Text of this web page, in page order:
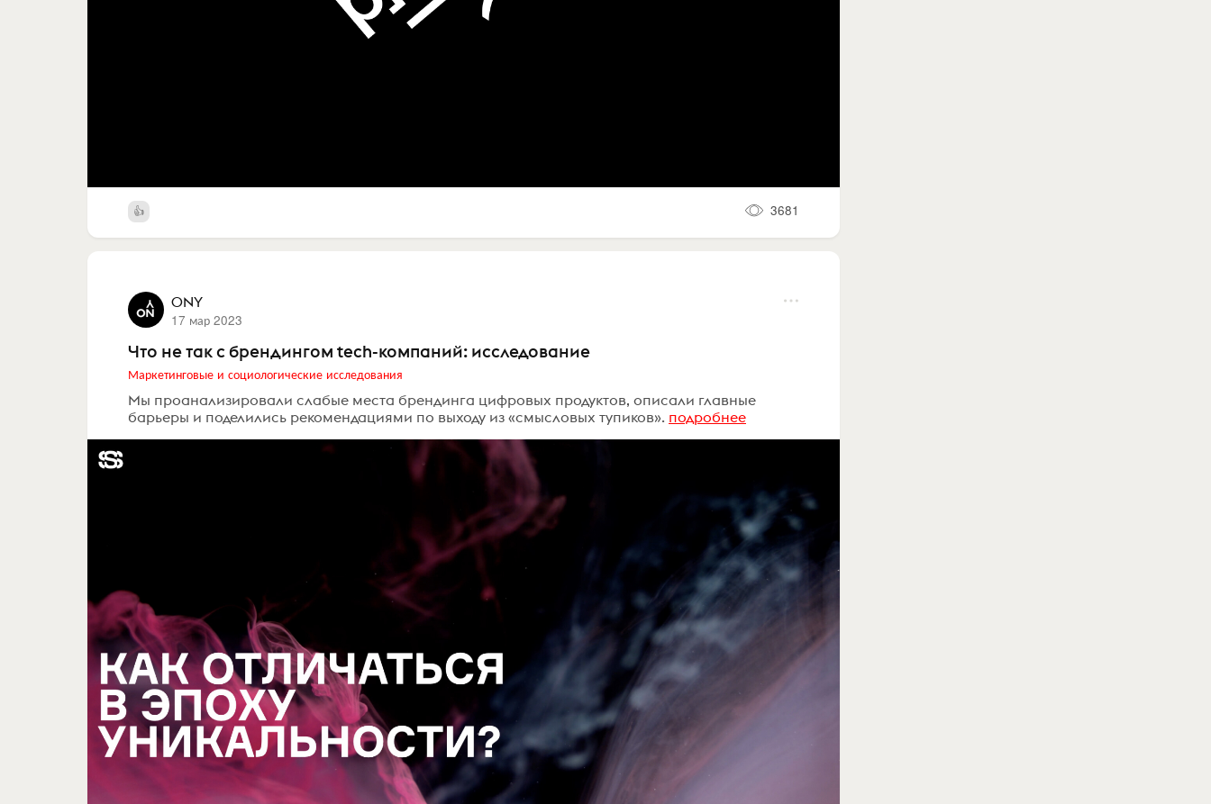
3681
ONY
17 мар 2023
Что не так с брендингом tech-компаний: исследование
Маркетинговые и социологические исследования
Мы проанализировали слабые места брендинга цифровых продуктов, описали главные
барьеры и поделились рекомендациями по выходу из «смысловых тупиков». подробнее